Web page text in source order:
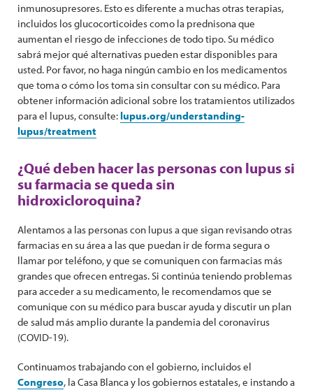
inmunosupresores. Esto es diferente a muchas otras terapias,
incluidos los glucocorticoides como la prednisona que
aumentan el riesgo de infecciones de todo tipo. Su médico
sabrá mejor qué alternativas pueden estar disponibles para
usted. Por favor, no haga ningún cambio en los medicamentos
que toma o cómo los toma sin consultar con su médico. Para
obtener información adicional sobre los tratamientos utilizados
para el lupus, consulte: lupus.org/understanding-
lupus/treatment
¿Qué deben hacer las personas con lupus si
su farmacia se queda sin
hidroxicloroquina?
Alentamos a las personas con lupus a que sigan revisando otras
farmacias en su área a las que puedan ir de forma segura o
llamar por teléfono, y que se comuniquen con farmacias más
grandes que ofrecen entregas. Si continúa teniendo problemas
para acceder a su medicamento, le recomendamos que se
comunique con su médico para buscar ayuda y discutir un plan
de salud más amplio durante la pandemia del coronavirus
(COVID-19).
Continuamos trabajando con el gobierno, incluidos el
Congreso, la Casa Blanca y los gobiernos estatales, e instando a